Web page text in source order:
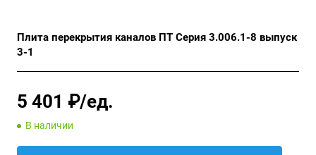
Плита перекрытия каналов ПТ Серия 3.006.1-8 выпуск
3-1
5 401 ₽/ед.
В наличии